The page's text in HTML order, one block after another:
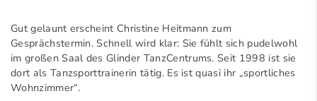
Gut gelaunt erscheint Christine Heitmann zum
Gesprächstermin. Schnell wird klar: Sie fühlt sich pudelwohl
im großen Saal des Glinder TanzCentrums. Seit 1998 ist sie
dort als Tanzsporttrainerin tätig. Es ist quasi ihr „sportliches
Wohnzimmer“.